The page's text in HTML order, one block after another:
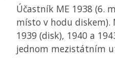
Účastník ME 1938 (6.
místo v hodu
1939 (disk), 1940 a
jednom mezistátním